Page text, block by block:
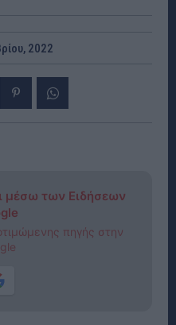
2022
μέσω των Ειδήσεων
πηγής στην